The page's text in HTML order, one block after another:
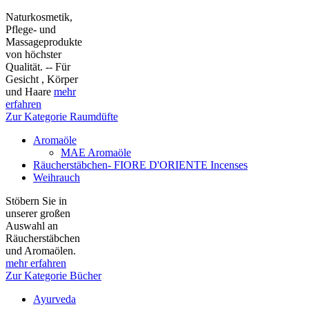
Naturkosmetik,
Pflege- und
Massageprodukte
von höchster
Qualität. -- Für
Gesicht , Körper
und Haare mehr
erfahren
Zur Kategorie Raumdüfte
Aromaöle
MAE Aromaöle
Räucherstäbchen- FIORE D'ORIENTE Incenses
Weihrauch
Stöbern Sie in
unserer großen
Auswahl an
Räucherstäbchen
und Aromaölen.
mehr erfahren
Zur Kategorie Bücher
Ayurveda